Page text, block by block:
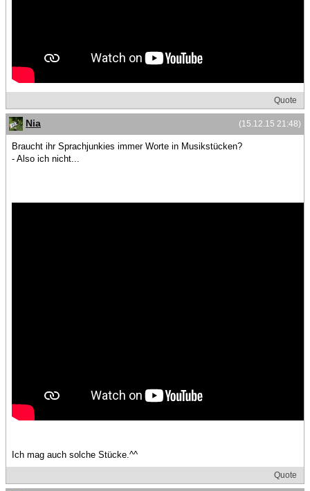
Quote
(15.12.15 21:48)
Nia
Braucht ihr Sprachjunkies immer Worte in Musikstücken?
- Also ich nicht...
Ich mag auch solche Stücke.^^
Quote